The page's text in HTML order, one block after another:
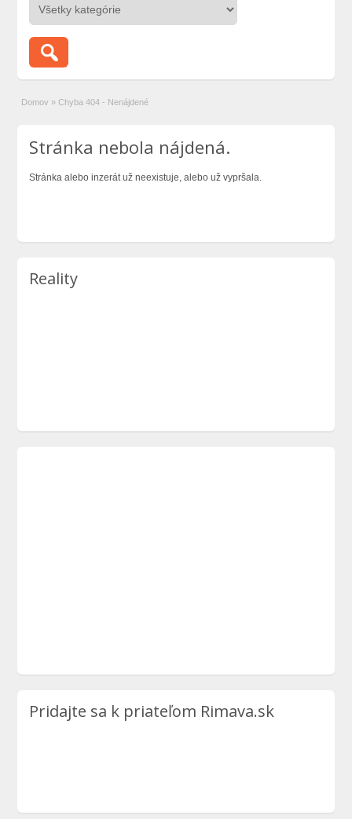
Domov » Chyba 404 - Nenájdené
Stránka nebola nájdená.
Stránka alebo inzerát už neexistuje, alebo už vypršala.
Reality
Pridajte sa k priateľom Rimava.sk